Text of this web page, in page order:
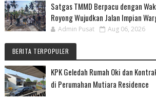
Satgas TMMD Berpacu dengan
Royong Wujudkan Jalan Impian
Admin Pusat Aug 06, 2026
BERITA TERPOPULER
KPK Geledah Rumah Oki dan
di Perumahan Mutiara Residence